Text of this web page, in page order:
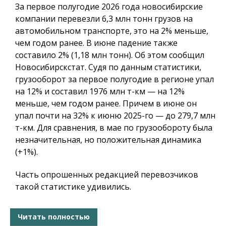
За первое полугодие 2026 года новосибирские
компании перевезли 6,3 млн тонн грузов на
автомобильном транспорте, это на 2% меньше,
чем годом ранее. В июне падение также
составило 2% (1,18 млн тонн). Об этом сообщил
Новосибирскстат. Судя по данным статистики,
грузооборот за первое полугодие в регионе упал
на 12% и составил 1976 млн т-км — на 12%
меньше, чем годом ранее. Причем в июне он
упал почти на 32% к июню 2025-го — до 279,7 млн
т-км. Для сравнения, в мае по грузообороту была
незначительная, но положительная динамика
(+1%).
Часть опрошенных редакцией перевозчиков
такой статистике удивились.
Читать полностью